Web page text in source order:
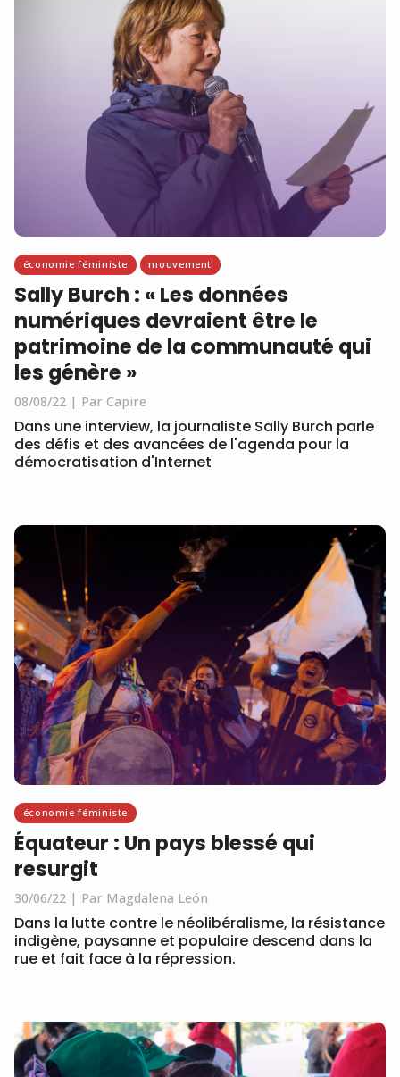
économie féministe mouvement
Sally Burch : « Les données
numériques devraient être le
patrimoine de la communauté qui
les génère »
08/08/22 Par Capire
Dans une interview, la journaliste Sally Burch parle
des défis et des avancées de l'agenda pour la
démocratisation d'Internet
économie féministe
Équateur : Un pays blessé qui
resurgit
30/06/22 Par Magdalena León
Dans la lutte contre le néolibéralisme, la résistance
indigène, paysanne et populaire descend dans la
rue et fait face à la répression.